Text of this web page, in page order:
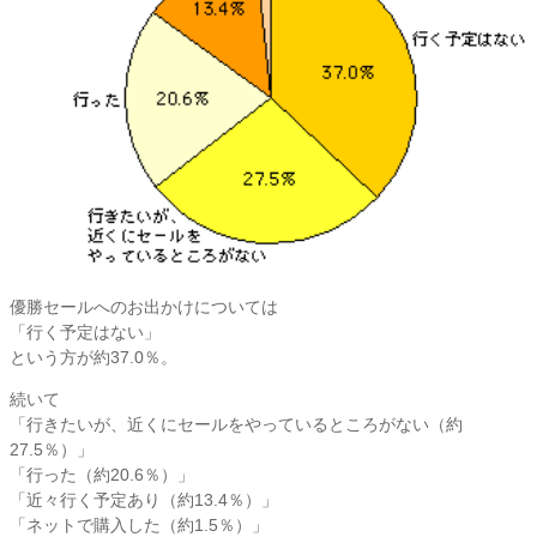
優勝セールへのお出かけについては
「行く予定はない」
という方が約37.0％。
続いて
「行きたいが、近くにセールをやっているところがない（約
27.5％）」
「行った（約20.6％）」
「近々行く予定あり（約13.4％）」
「ネットで購入した（約1.5％）」